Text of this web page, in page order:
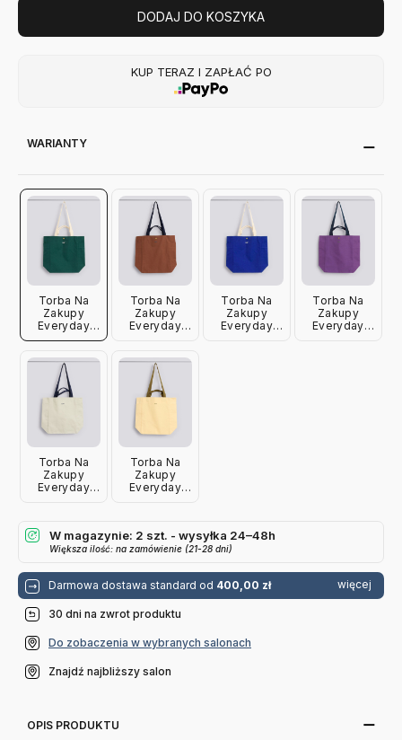
DODAJ DO KOSZYKA
KUP TERAZ I ZAPŁAĆ PO
WARIANTY
Torba Na
Zakupy
Everyday
Tote Bag
Hay
Torba Na
Zakupy
Everyday
Torba Na
Zakupy
Everyday
Torba Na
Zakupy
Everyday
Torba Na
Zakupy
Everyday
Torba Na
Zakupy
Everyday
W magazynie: 2 szt. - wysyłka 24–48h
Większa ilość: na zamówienie (21-28 dni)
Darmowa dostawa standard od 400,00 zł więcej
30 dni na zwrot produktu
Do zobaczenia w wybranych salonach
Znajdź najbliższy salon
OPIS PRODUKTU